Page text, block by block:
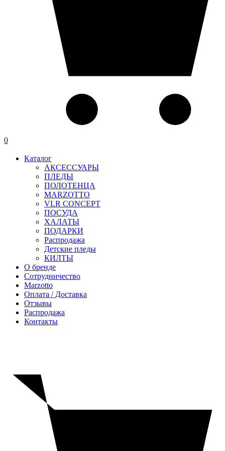
0
Каталог
АКСЕССУАРЫ
ПЛЕДЫ
ПОЛОТЕНЦА
MARZOTTO
VLR CONCEPT
ПОСУДА
ХАЛАТЫ
ПОДАРКИ
Распродажа
Детские пледы
КИЛТЫ
О бренде
Сотрудничество
Marzotto
Оплата / Доставка
Отзывы
Распродажа
Контакты